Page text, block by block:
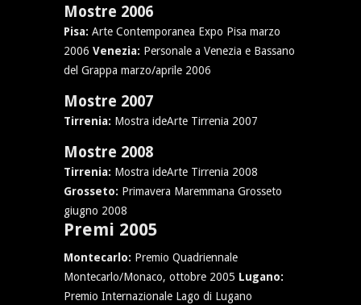
Mostre 2006
Pisa: Arte Contemporanea Expo Pisa marzo
2006 Venezia: Personale a Venezia e Bassano
del Grappa marzo/aprile 2006
Mostre 2007
Tirrenia: Mostra ideArte Tirrenia 2007
Mostre 2008
Tirrenia: Mostra ideArte Tirrenia 2008
Grosseto: Primavera Maremmana Grosseto
giugno 2008
Premi 2005
Montecarlo: Premio Quadriennale
Montecarlo/Monaco, ottobre 2005 Lugano:
Premio Internazionale Lago di Lugano